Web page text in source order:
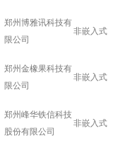
郑州博雅讯科技有
限公司
非嵌入式
郑州金橡果科技有
限公司
非嵌入式
郑州峰华铁信科技
股份有限公司
非嵌入式